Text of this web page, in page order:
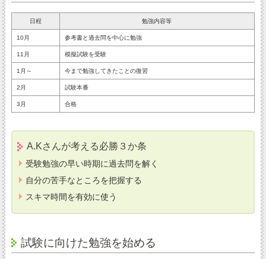
日程 勉強内容等
10月 参考書と過去問を中心に勉強
11月 模擬試験を受験
1月～ 今まで勉強してきたことの復習
2月 試験本番
3月 合格
A.Kさんが考える必勝３か条
受験勉強の早い時期に過去問を解く
自分の苦手なところを把握する
スキマ時間を有効に使う
試験に向けた勉強を始める